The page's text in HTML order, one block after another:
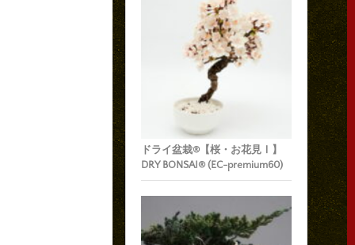
ドライ盆栽®【桜・お花見Ⅰ】
DRY BONSAI® (EC-premium60)